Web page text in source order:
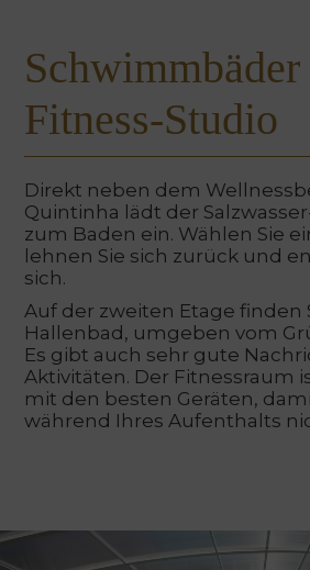
Fitness-Studio
Direkt neben dem
Quintinha lädt der
zum Baden ein. Wählen Sie
lehnen Sie sich zurück und
sich.
Auf der zweiten Etage finden
Hallenbad, umgeben vom
Es gibt auch sehr gute
Aktivitäten. Der Fitnessraum
mit den besten Geräten,
während Ihres Aufenthalts